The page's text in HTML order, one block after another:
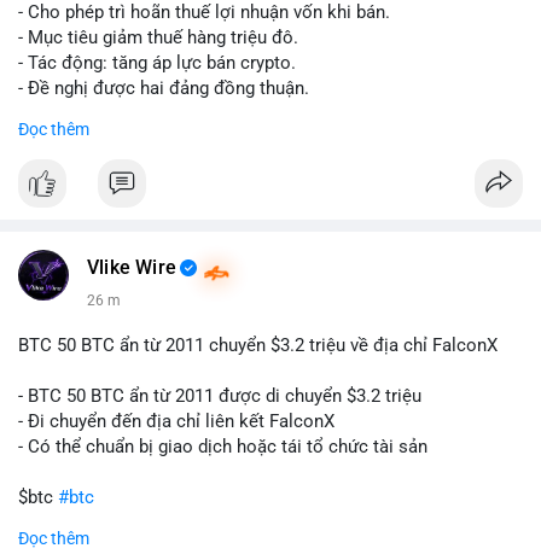
tái cơ cấu danh mục trước phiên giao dịch Âu-Mỹ. Tâm lý thị
trường có thể dao động nhẹ khi nhà đầu tư nhỏ lẻ theo dõi
động thái này.
và điểm đến của số BTC này trong 2-4 giờ tới. Nếu dòng tiền
phòng thủ. Nếu vào ví lạnh, có thể duy trì chiến lược nắm giữ
#160btc #vilanh #thanhkhoansan
- Cho phép trì hoãn thuế lợi nhuận vốn khi bán.
- Mục tiêu giảm thuế hàng triệu đô.
- Tác động: tăng áp lực bán crypto.
- Đề nghị được hai đảng đồng thuận.
📰 Nguồn: Cointelegraph
Đọc thêm
Vlike Wire
26 m
BTC 50 BTC ẩn từ 2011 chuyển $3.2 triệu về địa chỉ FalconX
- BTC 50 BTC ẩn từ 2011 được di chuyển $3.2 triệu
- Đi chuyển đến địa chỉ liên kết FalconX
- Có thể chuẩn bị giao dịch hoặc tái tổ chức tài sản
$btc #btc
#vlikevn
Đọc thêm